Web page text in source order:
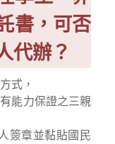
書，可否
代辦？
式，
能力保證之三親
簽章並黏貼國民